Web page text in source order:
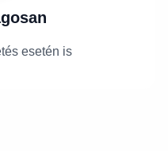
esetén is